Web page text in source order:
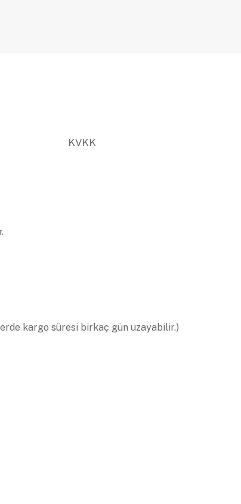
KVKK
kargo süresi birkaç gün uzayabilir.)